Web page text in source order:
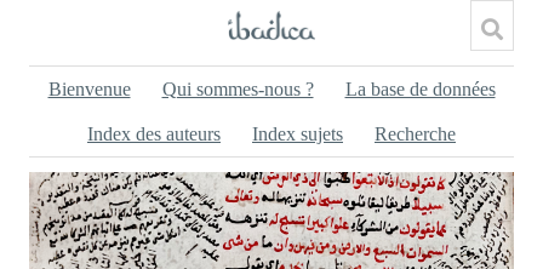
Bienvenue Qui sommes-nous ? La base de données
Index des auteurs Index sujets Recherche